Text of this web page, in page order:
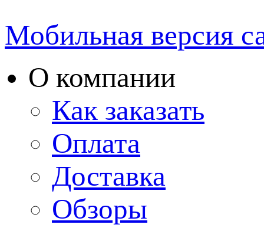
Мобильная версия
О компании
Как заказать
Оплата
Доставка
Обзоры